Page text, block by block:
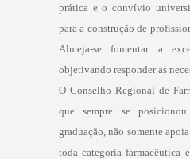
prática e o convívio
para a construção de
Almeja-se fomentar a
objetivando responder as
O Conselho Regional de
que sempre se
graduação, não somente
toda categoria farmacêutica